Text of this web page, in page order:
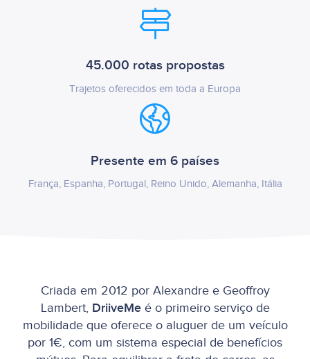
45.000 rotas propostas
Trajetos oferecidos em toda a Europa
Presente em 6 países
França, Espanha, Portugal, Reino Unido, Alemanha, Itália
Criada em 2012 por Alexandre e Geoffroy
Lambert, DriiveMe é o primeiro serviço de
mobilidade que oferece o aluguer de um veículo
por 1€, com um sistema especial de benefícios